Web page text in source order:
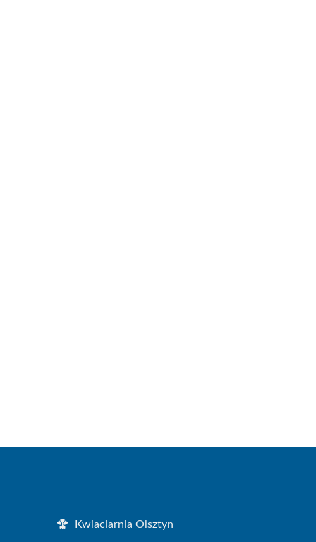
Kwiaciarnia Olsztyn